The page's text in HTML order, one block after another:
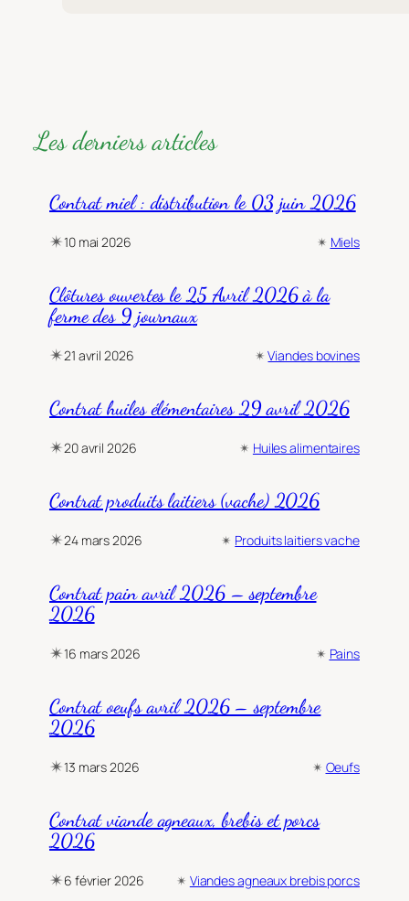
Les derniers articles
Contrat miel : distribution le 03 juin 2026
✴︎10 mai 2026 ✴︎ Miels
Clôtures ouvertes le 25 Avril 2026 à la
ferme des 9 journaux
✴︎21 avril 2026 ✴︎Viandes bovines
Contrat huiles élémentaires 29 avril 2026
✴︎20 avril 2026 ✴︎ Huiles alimentaires
Contrat produits laitiers (vache) 2026
✴︎24 mars 2026 ✴︎ Produits laitiers vache
Contrat pain avril 2026 – septembre
2026
✴︎16 mars 2026 ✴︎ Pains
Contrat oeufs avril 2026 – septembre
2026
✴︎13 mars 2026 ✴︎ Oeufs
Contrat viande agneaux, brebis et porcs
2026
✴︎6 février 2026 ✴︎ Viandes agneaux brebis porcs